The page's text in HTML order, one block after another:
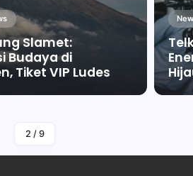
Slamet:
Budaya di
Tiket VIP Ludes
Az Zahra
2 / 9